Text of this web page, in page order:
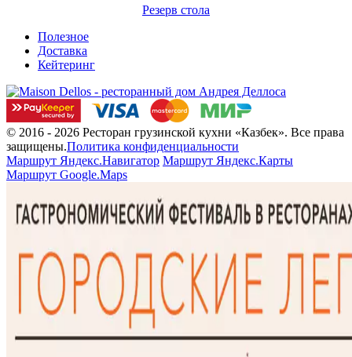
Резерв стола
Полезное
Доставка
Кейтеринг
© 2016 - 2026 Ресторан грузинской кухни «Казбек». Все права
защищены.Политика конфиденциальности
Маршрут Яндекс.Навигатор Маршрут Яндекс.Карты
Маршрут Google.Maps